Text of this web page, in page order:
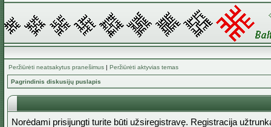
Peržiūrėti neatsakytus pranešimus | Peržiūrėti aktyvias temas
Pagrindinis diskusijų puslapis
Norėdami prisijungti turite būti užsiregistravę. Registracija